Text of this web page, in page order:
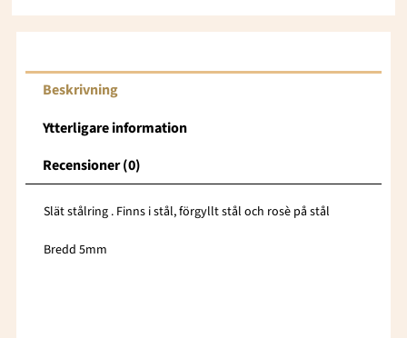
Beskrivning
Ytterligare information
Recensioner (0)
Slät stålring . Finns i stål, förgyllt stål och rosè på stål
Bredd 5mm